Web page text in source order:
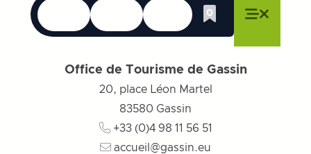
Talen
Menu sluiten
Toegankelijkheid
Menu sluiten
Zoek op
Menu sluiten
0
Whishlist
Office de Tourisme de Gassin
20, place Léon Martel
83580 Gassin
+33 (0)4 98 11 56 51
accueil@gassin.eu